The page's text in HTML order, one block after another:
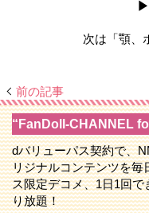
次は「顎、
前の記事
“FanDoll-CHANNEL
dバリューパス契約で、
リジナルコンテンツを毎
ス限定デコメ、1日1回
り放題！